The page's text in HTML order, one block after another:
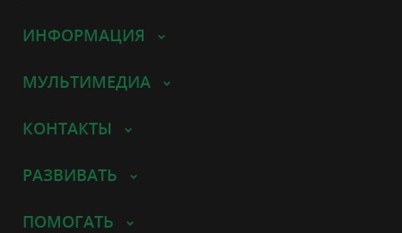
ИНФОРМАЦИЯ
МУЛЬТИМЕДИА
КОНТАКТЫ
РАЗВИВАТЬ
ПОМОГАТЬ